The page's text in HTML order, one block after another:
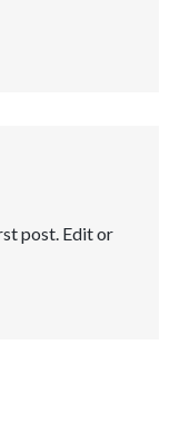
post. Edit or